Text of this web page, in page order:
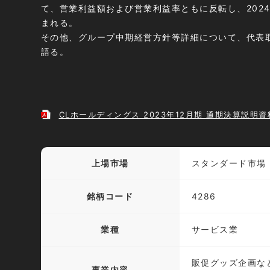
て、営業利益額および営業利益率ともに反転し、
まれる。
その他、グループ中期経営方針等詳細について、代表
語る。
CLホールディングス 2023年12月期 通期決算説明資
上場市場 スタンダード市場
銘柄コード 4286
業種 サービス業
販促グッズ企画な